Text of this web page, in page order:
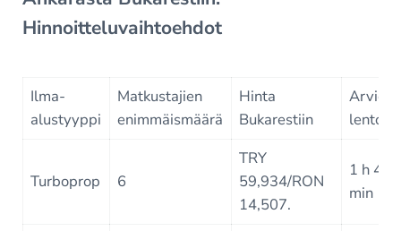
Hinnoitteluvaihtoehdot
Ilma-
alustyyppi
Matkustajien
enimmäismäärä
Hinta
Bukarestiin
Turboprop 6
TRY
59,934/RON
14,507.
1 h 48
min